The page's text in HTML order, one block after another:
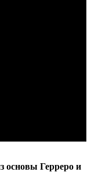
основы Герреро и